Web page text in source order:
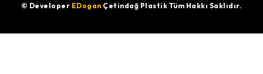
© Developer EDogan Çetindağ Plastik Tüm Hakkı Saklıdır.